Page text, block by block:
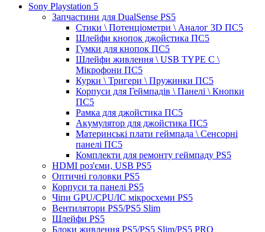
Sony Playstation 5
Запчастини для DualSense PS5
Стики \ Потенціометри \ Аналог 3D ПС5
Шлейфи кнопок джойстика ПС5
Гумки для кнопок ПС5
Шлейфи живлення \ USB TYPE C \
Мікрофони ПС5
Курки \ Тригери \ Пружинки ПС5
Корпуси для Геймпадів \ Панелі \ Кнопки
ПС5
Рамка для джойстика ПС5
Акумулятор для джойстика ПС5
Материнські плати геймпада \ Сенсорні
панелі ПС5
Комплекти для ремонту геймпаду PS5
HDMI роз'єми, USB PS5
Оптичні головки PS5
Корпуси та панелі PS5
Чіпи GPU/CPU/IC мікросхеми PS5
Вентилятори PS5/PS5 Slim
Шлейфи PS5
Блоки живлення PS5/PS5 Slim/PS5 PRO